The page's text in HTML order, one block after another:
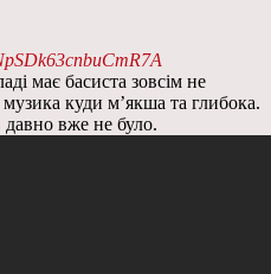
має басиста зовсім не
куди м’якша та глибока.
вже не було.